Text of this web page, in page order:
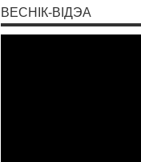
ВЕСНІК-ВІДЭА